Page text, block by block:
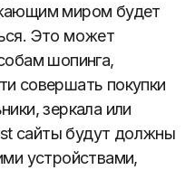
миром будет
Это может
шопинга,
совершать покупки
зеркала или
сайты будут должны
устройствами,